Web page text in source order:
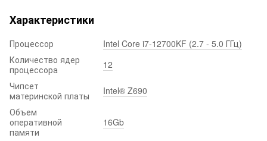
Характеристики
Процессор
Intel Core i7-12700KF (2.7 - 5.0 ГГц)
Количество ядер
процессора
12
Чипсет
материнской платы
Intel® Z690
Объем
оперативной
памяти
16Gb